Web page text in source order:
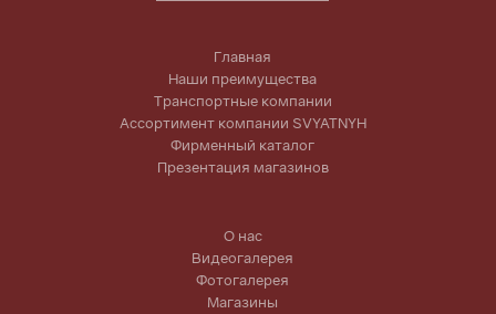
Главная
Наши преимущества
Транспортные компании
Ассортимент компании SVYATNYH
Фирменный каталог
Презентация магазинов
О нас
Видеогалерея
Фотогалерея
Магазины